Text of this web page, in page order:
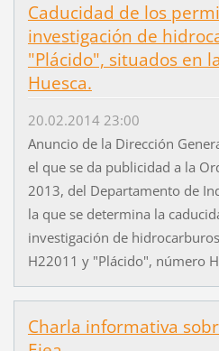
Caducidad de los
investigación de
"Plácido", situados en
Huesca.
20.02.2014 23:00
Anuncio de la Dirección
el que se da publicidad a la
2013, del Departamento de
la que se determina la
investigación de
H22011 y "Plácido", número
Charla informativa